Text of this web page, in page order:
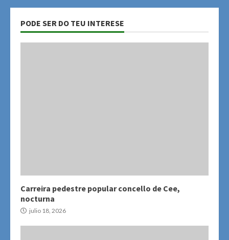
PODE SER DO TEU INTERESE
Carreira pedestre popular concello de Cee,
nocturna
julio 18, 2026